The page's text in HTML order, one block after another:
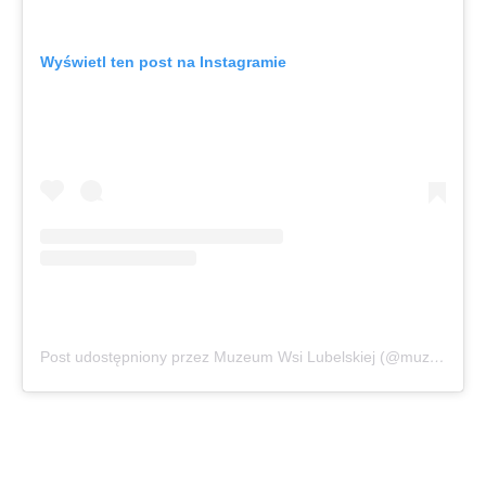
Wyświetl ten post na Instagramie
Post udostępniony przez Muzeum Wsi Lubelskiej (@muzeum_wsi_lubelskiej)